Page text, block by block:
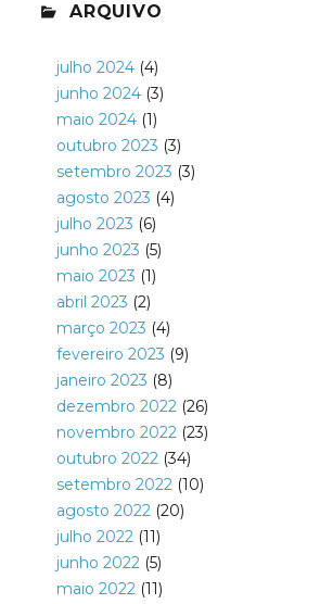
ARQUIVO
julho 2024(4)
junho 2024(3)
maio 2024(1)
outubro 2023 (3)
setembro 2023 (3)
agosto 2023 (4)
julho 2023 (6)
junho 2023 (5)
maio 2023 (1)
abril 2023 (2)
março 2023 (4)
fevereiro 2023 (9)
janeiro 2023 (8)
dezembro 2022(26)
novembro 2022(23)
outubro 2022(34)
setembro 2022(10)
agosto 2022(20)
julho 2022(11)
junho 2022(5)
maio 2022(11)